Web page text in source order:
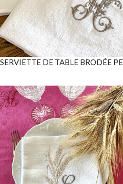
SERVIETTE DE TABLE BRODÉE